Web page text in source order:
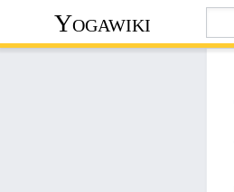
Yogawiki